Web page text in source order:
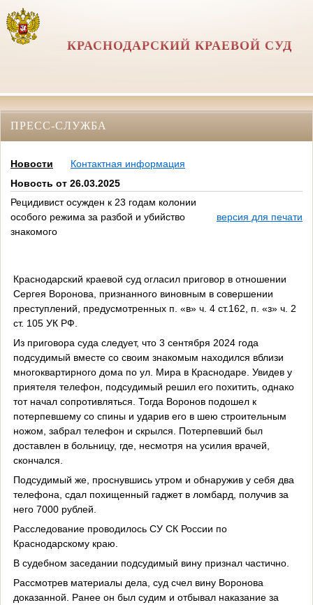
КРАСНОДАРСКИЙ КРАЕВОЙ СУД
ПРЕСС-СЛУЖБА
Новости
Контактная информация
Новость от 26.03.2025
Рецидивист осужден к 23 годам колонии
особого режима за разбой и убийство
знакомого
версия для печати
Краснодарский краевой суд огласил приговор в отношении
Сергея Воронова, признанного виновным в совершении
преступлений, предусмотренных п. «в» ч. 4 ст.162, п. «з» ч. 2
ст. 105 УК РФ.
Из приговора суда следует, что 3 сентября 2024 года
подсудимый вместе со своим знакомым находился вблизи
многоквартирного дома по ул. Мира в Краснодаре. Увидев у
приятеля телефон, подсудимый решил его похитить, однако
тот начал сопротивляться. Тогда Воронов подошел к
потерпевшему со спины и ударив его в шею строительным
ножом, забрал телефон и скрылся. Потерпевший был
доставлен в больницу, где, несмотря на усилия врачей,
скончался.
Подсудимый же, проснувшись утром и обнаружив у себя два
телефона, сдал похищенный гаджет в ломбард, получив за
него 7000 рублей.
Расследование проводилось СУ СК России по
Краснодарскому краю.
В судебном заседании подсудимый вину признал частично.
Рассмотрев материалы дела, суд счел вину Воронова
доказанной. Ранее он был судим и отбывал наказание за